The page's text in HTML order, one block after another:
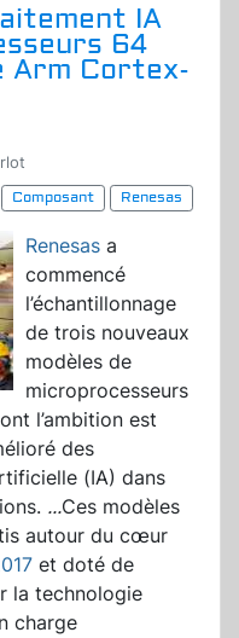
IA
64
Cortex-
Composant
Renesas
Renesas a
commencé
l’échantillonnage
de trois nouveaux
modèles de
microprocesseurs
l’ambition est
des
(IA) dans
...Ces modèles
autour du cœur
et doté de
la technologie
charge